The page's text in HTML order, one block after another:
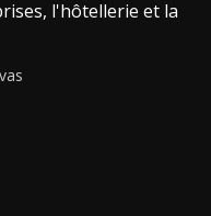
l'hôtellerie et la